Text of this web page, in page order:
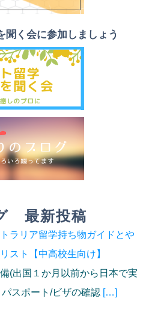
聞く会に参加しましょう
最新投稿
ラリア留学持ち物ガイドとや
スト【中高校生向け】
(出国１か月以前から日本で実
スポート/ビザの確認 […]